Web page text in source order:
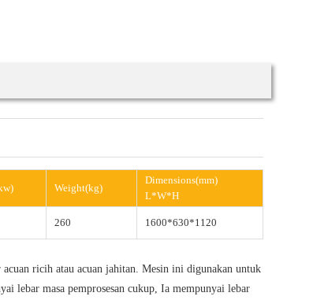
Weight(kg)
Dimensions(mm)
L*W*H
260 1600*630*1120
ricih atau acuan jahitan. Mesin ini digunakan untuk
lebar masa pemprosesan cukup, Ia mempunyai lebar